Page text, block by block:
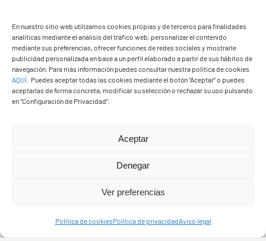
En nuestro sitio web utilizamos cookies propias y de terceros para finalidades
analíticas mediante el análisis del tráfico web, personalizar el contenido
mediante sus preferencias, ofrecer funciones de redes sociales y mostrarle
publicidad personalizada en base a un perfil elaborado a partir de sus hábitos de
navegación. Para más información puedes consultar nuestra política de cookies
AQUÍ
Puedes aceptar todas las cookies mediante el botón “Aceptar” o puedes
aceptarlas de forma concreta, modificar su selección o rechazar su uso pulsando
en “Configuración de Privacidad”.
Aceptar
Denegar
Ver preferencias
Política de cookiesPolítica de privacidadAviso legal
Ayuntamiento de Yaiza
Pza. de Los Remedios, 1
35570 – Yaiza
Tel:928 83 62 20
© Copyright2026 Ayuntamiento de Yaiza - Todos los